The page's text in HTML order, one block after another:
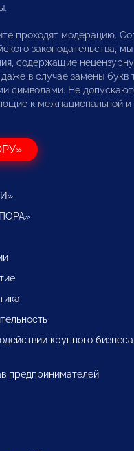
проходят модерацию.
законодательства,
содержащие
в случае замены букв
символами. Не
к межнациональной и
крупного
предпринимателей